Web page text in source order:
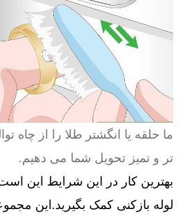
ما حلقه یا انگشتر طلا را از چاه
تر و تمیز تحویل شما می دهیم.
بهترین کار در این شرایط این
لوله بازکنی کمک بگیرید.این